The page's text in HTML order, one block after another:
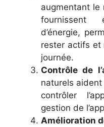
augmentant le
fournissent
d’énergie,
rester actifs et
journée.
Contrôle de
naturels
contrôler
gestion de
Amélioration